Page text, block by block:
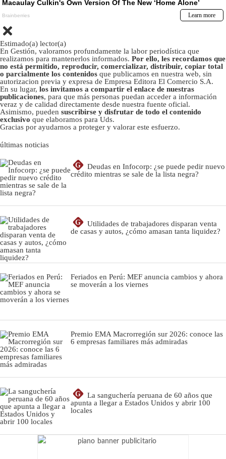
Estimado(a) lector(a)
En Gestión, valoramos profundamente la labor periodística que
realizamos para mantenerlos informados. Por ello, les recordamos que
no está permitido, reproducir, comercializar, distribuir, copiar total
o parcialmente los contenidos que publicamos en nuestra web, sin
autorizacion previa y expresa de Empresa Editora El Comercio S.A.
En su lugar, los invitamos a compartir el enlace de nuestras
publicaciones, para que más personas puedan acceder a información
veraz y de calidad directamente desde nuestra fuente oficial.
Asimismo, pueden suscribirse y disfrutar de todo el contenido
exclusivo que elaboramos para Uds.
Gracias por ayudarnos a proteger y valorar este esfuerzo.
últimas noticias
G
Deudas en Infocorp: ¿se puede pedir nuevo
crédito mientras se sale de la lista negra?
G
Utilidades de trabajadores disparan venta
de casas y autos, ¿cómo amasan tanta liquidez?
Feriados en Perú: MEF anuncia cambios y ahora
se moverán a los viernes
Premio EMA Macrorregión sur 2026: conoce las
6 empresas familiares más admiradas
G
La sanguchería peruana de 60 años que
apunta a llegar a Estados Unidos y abrir 100
locales